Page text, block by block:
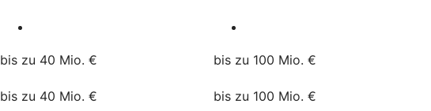
bis zu 40 Mio. € bis zu 100 Mio. €
bis zu 40 Mio. € bis zu 100 Mio. €